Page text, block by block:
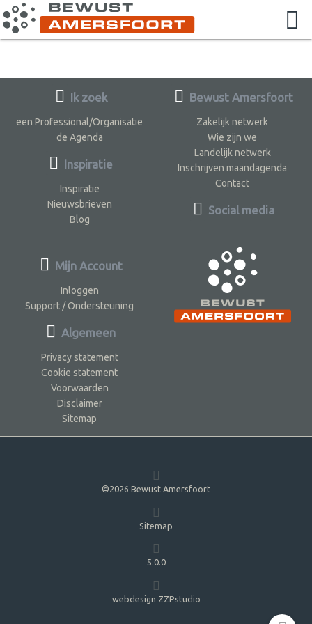
Ik zoek
een Professional/Organisatie
de Agenda
Inspiratie
Inspiratie
Nieuwsbrieven
Blog
Bewust Amersfoort
Zakelijk netwerk
Wie zijn we
Landelijk netwerk
Inschrijven maandagenda
Contact
Social media
Mijn Account
Inloggen
Support / Ondersteuning
Algemeen
Privacy statement
Cookie statement
Voorwaarden
Disclaimer
Sitemap
©2026 Bewust Amersfoort
Sitemap
5.0.0
webdesign ZZPstudio